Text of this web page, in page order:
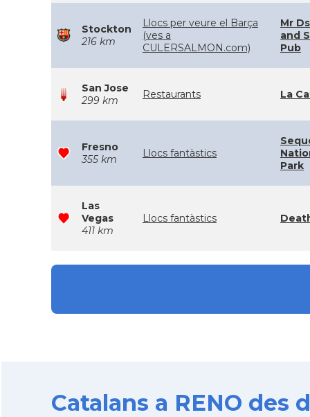
Stockton
216 km
Llocs per veure el Barça
(ves a
CULERSALMON.com)
Mr
and
Pub
San Jose
299 km
Restaurants La
Fresno
355 km
Llocs fantàstics
Park
Las
Vegas
411 km
Llocs fantàstics
Catalans a RENO des